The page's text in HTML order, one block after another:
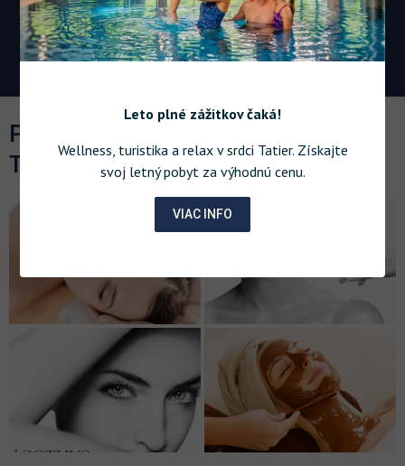
Elektronabíjačka
Nabite si svoj elektromobil
PROFESIONÁLNE TVÁROVÉ A
TELOVÉ OŠETRENIA
Leto plné zážitkov čaká!
Wellness, turistika a relax v srdci Tatier. Získajte
svoj letný pobyt za výhodnú cenu.
VIAC INFO